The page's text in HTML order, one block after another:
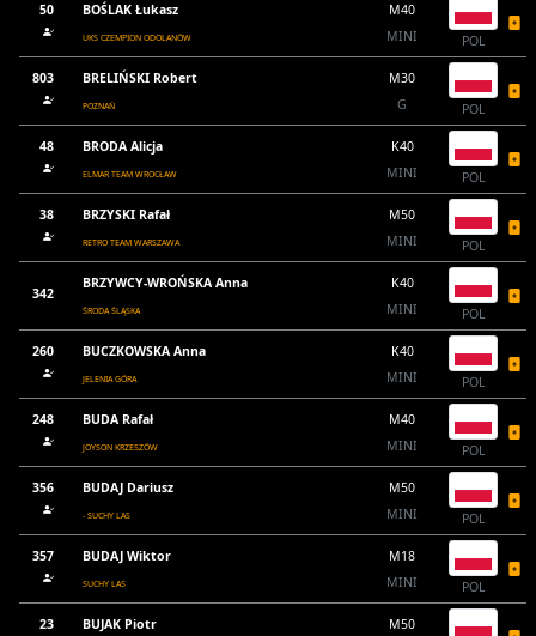
50 BOŚLAK Łukasz
UKS CZEMPION ODOLANÓW
M40
MINI
POL
803 BRELIŃSKI Robert
POZNAŃ
M30
G
POL
48 BRODA Alicja
ELMAR TEAM WROCŁAW
K40
MINI
POL
38 BRZYSKI Rafał
RETRO TEAM WARSZAWA
M50
MINI
POL
342
BRZYWCY-WROŃSKA Anna
ŚRODA ŚLĄSKA
K40
MINI
POL
260 BUCZKOWSKA Anna
JELENIA GÓRA
K40
MINI
POL
248 BUDA Rafał
JOYSON KRZESZÓW
M40
MINI
POL
356 BUDAJ Dariusz
- SUCHY LAS
M50
MINI
POL
357 BUDAJ Wiktor
SUCHY LAS
M18
MINI
POL
23 BUJAK Piotr
M50